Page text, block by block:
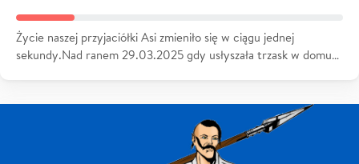
Życie naszej przyjaciółki Asi zmieniło się w ciągu jednej
sekundy.Nad ranem 29.03.2025 gdy usłyszała trzask w domu…